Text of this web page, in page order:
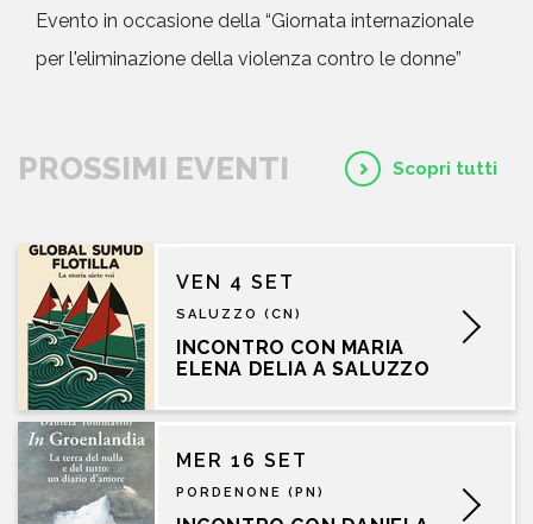
Evento in occasione della “Giornata internazionale
per l'eliminazione della violenza contro le donne”
PROSSIMI EVENTI Scopri tutti
VEN 4 SET
SALUZZO (CN)
INCONTRO CON MARIA
ELENA DELIA A SALUZZO
MER 16 SET
PORDENONE (PN)